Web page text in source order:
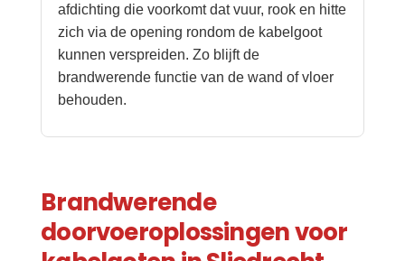
afdichting die voorkomt dat vuur, rook en hitte
zich via de opening rondom de kabelgoot
kunnen verspreiden. Zo blijft de
brandwerende functie van de wand of vloer
behouden.
Brandwerende
doorvoeroplossingen voor